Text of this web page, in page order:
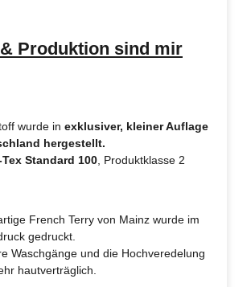
Produktion sind mir
wurde in exklusiver, kleiner Auflage
hergestellt.
Standard 100 , Produktklasse 2
French Terry von Mainz wurde im
gedruckt.
Waschgänge und die Hochveredelung
hautverträglich.